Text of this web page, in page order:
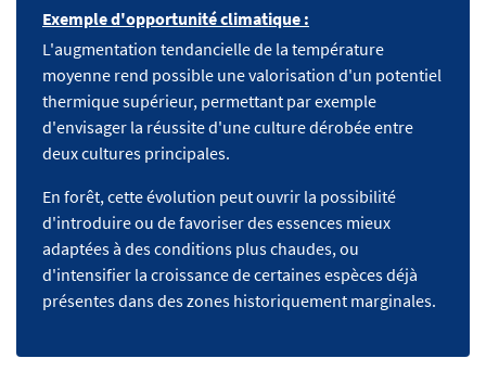
Exemple d'opportunité climatique :
L'augmentation tendancielle de la température
moyenne rend possible une valorisation d'un potentiel
thermique supérieur, permettant par exemple
d'envisager la réussite d'une culture dérobée entre
deux cultures principales.
En forêt, cette évolution peut ouvrir la possibilité
d'introduire ou de favoriser des essences mieux
adaptées à des conditions plus chaudes, ou
d'intensifier la croissance de certaines espèces déjà
présentes dans des zones historiquement marginales.